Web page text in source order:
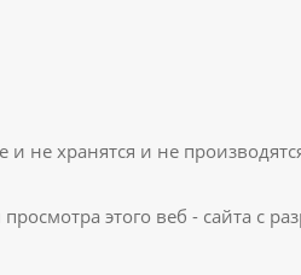
не хранятся и не
этого веб - сайта с